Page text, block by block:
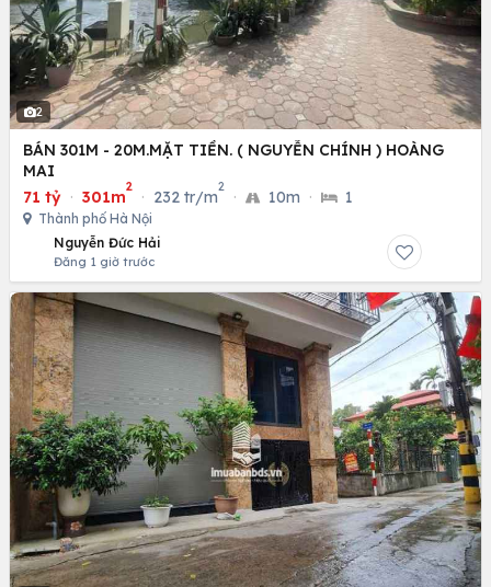
2
BÁN 301M - 20M.MẶT TIỀN. ( NGUYỄN CHÍNH ) HOÀNG
MAI
71 tỷ · 301m
2
· 232 tr/m
2
· 10m · 1
Thành phố Hà Nội
Nguyễn Đức Hải
Đăng 1 giờ trước